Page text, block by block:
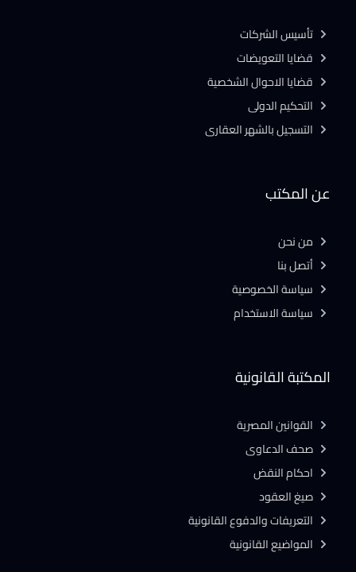
المكتبة القانونية
القوانين المصرية
صحف الدعاوى
احكام النقض
صيغ العقود
التعريفات والدفوع القانونية
المواضيع القانونية
عن المكتب
من نحن
أتصل بنا
سياسة الخصوصية
سياسة الاستخدام
تأسيس الشركات
قضايا التعويضات
قضايا الاحوال الشخصية
التحكيم الدولى
التسجيل بالشهر العقارى